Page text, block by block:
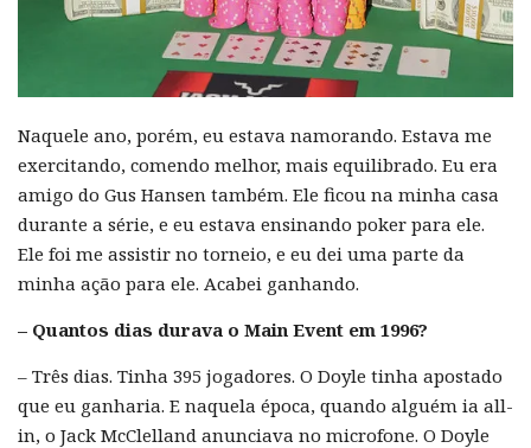
Naquele ano, porém, eu estava namorando. Estava me
exercitando, comendo melhor, mais equilibrado. Eu era
amigo do Gus Hansen também. Ele ficou na minha casa
durante a série, e eu estava ensinando poker para ele.
Ele foi me assistir no torneio, e eu dei uma parte da
minha ação para ele. Acabei ganhando.
– Quantos dias durava o Main Event em 1996?
– Três dias. Tinha 395 jogadores. O Doyle tinha apostado
que eu ganharia. E naquela época, quando alguém ia all-
in, o Jack McClelland anunciava no microfone. O Doyle